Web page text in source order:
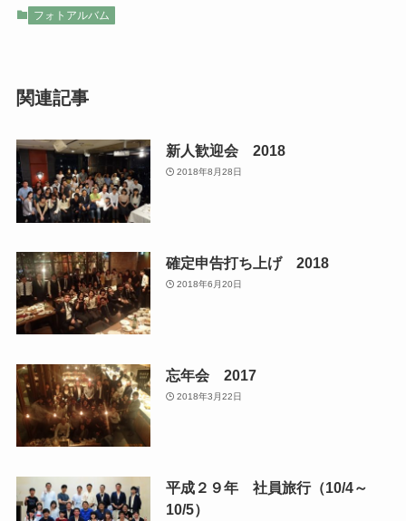
フォトアルバム
関連記事
新人歓迎会 2018
2018年8月28日
確定申告打ち上げ 2018
2018年6月20日
忘年会 2017
2018年3月22日
平成２９年 社員旅行（10/4～
10/5）